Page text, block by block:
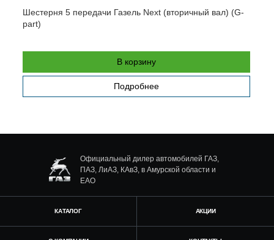
Шестерня 5 передачи Газель Next (вторичный вал) (G-
part)
В корзину
Подробнее
Официальный дилер автомобилей ГАЗ,
ПАЗ, ЛиАЗ, КАвЗ, в Амурской области и
ЕАО
КАТАЛОГ АКЦИИ